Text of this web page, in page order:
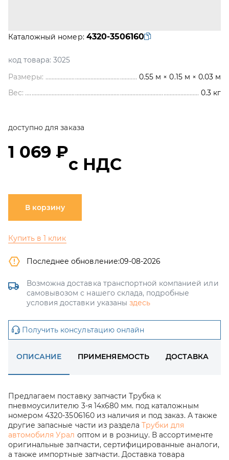
Каталожный номер: 4320-3506160
код товара: 3025
Размеры:
0.55 м × 0.15 м × 0.03 м
Вес:
0.3 кг
доступно для заказа
1 069 ₽
с НДС
В корзину
Купить в 1 клик
Последнее обновление:09-08-2026
Возможна доставка транспортной компанией или
самовывозом с нашего склада, подробные
условия доставки указаны здесь
Получить консультацию онлайн
ОПИСАНИЕ ПРИМЕНЯЕМОСТЬ ДОСТАВКА
Предлагаем поставку запчасти Трубка к
пневмоусилителю 3-я 14х680 мм. под каталожным
номером 4320-3506160 из наличия и под заказ. А также
другие запасные части из разделаТрубки для
автомобиля Урал оптом и в розницу. В ассортименте
оригинальные запчасти, сертифицированные аналоги,
а также импортные запчасти. Доставка товара